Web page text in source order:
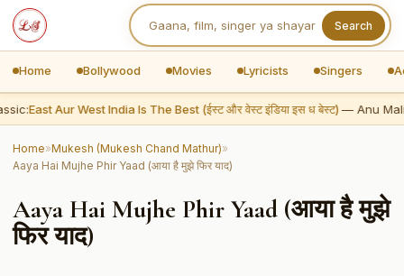
Search
Home Bollywood Movies Lyricists Singers
East Aur West India Is The Best (ईस्ट और वेस्ट इंडिया इस ध बेस्ट) — Anu
Home»Mukesh (Mukesh Chand Mathur)»
Aaya Hai Mujhe Phir Yaad (आया है मुझे फिर याद)
Aaya Hai Mujhe Phir Yaad (आया है मुझे
फिर याद)